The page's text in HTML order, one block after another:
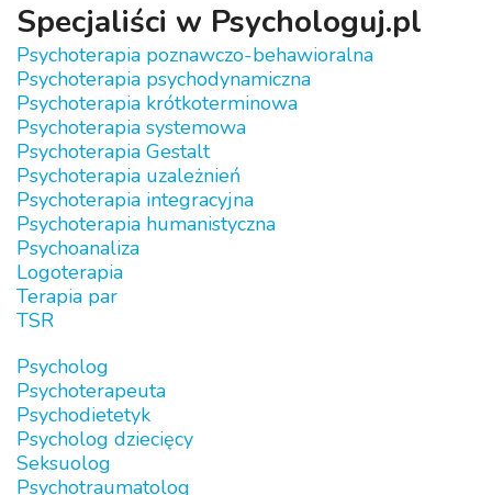
Specjaliści w Psychologuj.pl
Psychoterapia poznawczo-behawioralna
Psychoterapia psychodynamiczna
Psychoterapia krótkoterminowa
Psychoterapia systemowa
Psychoterapia Gestalt
Psychoterapia uzależnień
Psychoterapia integracyjna
Psychoterapia humanistyczna
Psychoanaliza
Logoterapia
Terapia par
TSR
Psycholog
Psychoterapeuta
Psychodietetyk
Psycholog dziecięcy
Seksuolog
Psychotraumatolog